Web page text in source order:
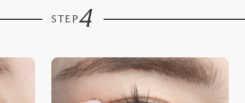
STEP4